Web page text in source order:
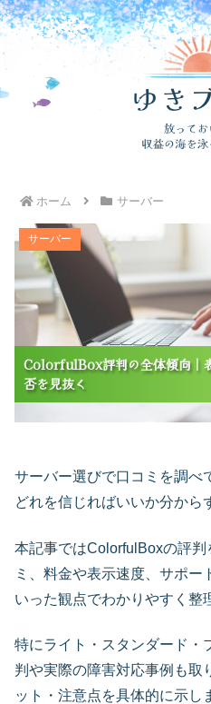
ホーム サーバー
ColorfulBox評判の全体傾向
ColorfulBox評判の全体傾向｜
否を見抜く
ColorfulBox評判の全体傾向｜
否を見抜く
ColorfulBox評判の全体傾向｜
否を見抜く
サーバー
サーバー選びで口コミを調べ
どれを信じればいいか分から
本記事ではColorfulBoxの評判
ミ、料金や表示速度、サポー
いった観点でわかりやすく整
特にライト・スタンダード・
判や実際の障害対応事例も取
ット・注意点を具体的に示し